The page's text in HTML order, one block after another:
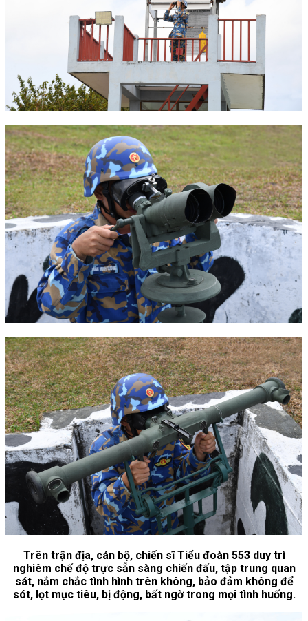
Trên trận địa, cán bộ, chiến sĩ Tiểu đoàn 553 duy trì
nghiêm chế độ trực sẵn sàng chiến đấu, tập trung quan
sát, nắm chắc tình hình trên không, bảo đảm không để
sót, lọt mục tiêu, bị động, bất ngờ trong mọi tình huống.